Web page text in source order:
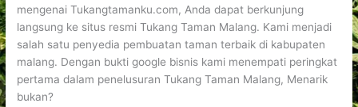
mengenai Tukangtamanku.com, Anda dapat berkunjung
langsung ke situs resmi Tukang Taman Malang. Kami menjadi
salah satu penyedia pembuatan taman terbaik di kabupaten
malang. Dengan bukti google bisnis kami menempati peringkat
pertama dalam penelusuran Tukang Taman Malang, Menarik
bukan?